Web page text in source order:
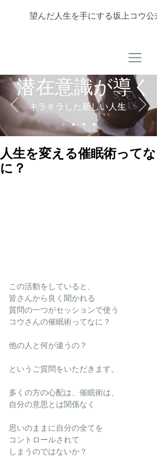
望んだ人生を手にする坂上コウ公
潜在意識が導く
キラキラした新しい人生
人生を変える催眠術ってな
に？
この活動をしていると、
皆さんから良く聞かれる
質問の一つがセッションで使う
コウさんの催眠術ってなに？
他の人と何が違うの？
というご質問をいただきます。
多くの方の心配は、催眠術は、
自分の意思とは関係なく
思いのままに自分の全てを
コントロールされて
しまうのではないか？